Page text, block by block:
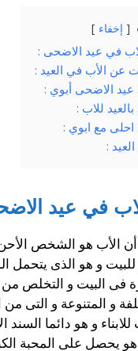
إخفاء
في عيد الاضحى :
عن الأب في العيد :
عيد الاضحى أبوي :
بالعيد للاب :
احلى مع ابوي :
:
في عيد
الأب هو الشخص الأحن
للبيت و هو الذى يتحمل
فى البيت و التخلص
و المتنوعة و التى
و هو دائما السند
يحصل على المحبة